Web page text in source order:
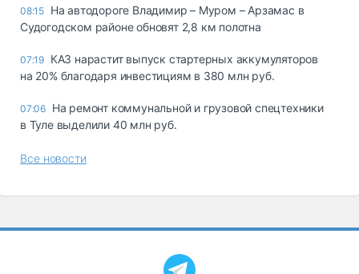
08:15 На автодороге Владимир – Муром – Арзамас в
Судогодском районе обновят 2,8 км полотна
07:19 КАЗ нарастит выпуск стартерных аккумуляторов
на 20% благодаря инвестициям в 380 млн руб.
07:06 На ремонт коммунальной и грузовой спецтехники
в Туле выделили 40 млн руб.
Все новости